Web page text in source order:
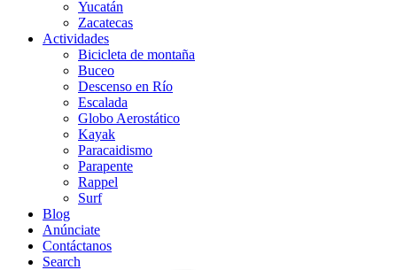
Yucatán
Zacatecas
Actividades
Bicicleta de montaña
Buceo
Descenso en Río
Escalada
Globo Aerostático
Kayak
Paracaidismo
Parapente
Rappel
Surf
Blog
Anúnciate
Contáctanos
Search